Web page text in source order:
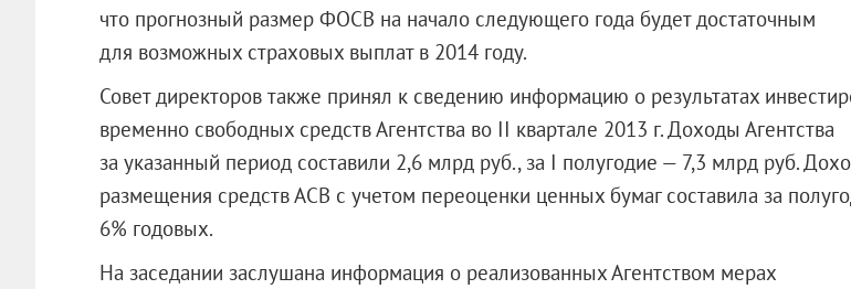
что прогнозный размер ФОСВ на начало следующего года будет достаточным
для возможных страховых выплат в 2014 году.
Совет директоров также принял к сведению информацию о результатах
временно свободных средств Агентства во II квартале 2013 г. Доходы Агентства
за указанный период составили 2,6 млрд руб., за I полугодие — 7,3 млрд руб.
размещения средств АСВ с учетом переоценки ценных бумаг составила за
6% годовых.
На заседании заслушана информация о реализованных Агентством мерах